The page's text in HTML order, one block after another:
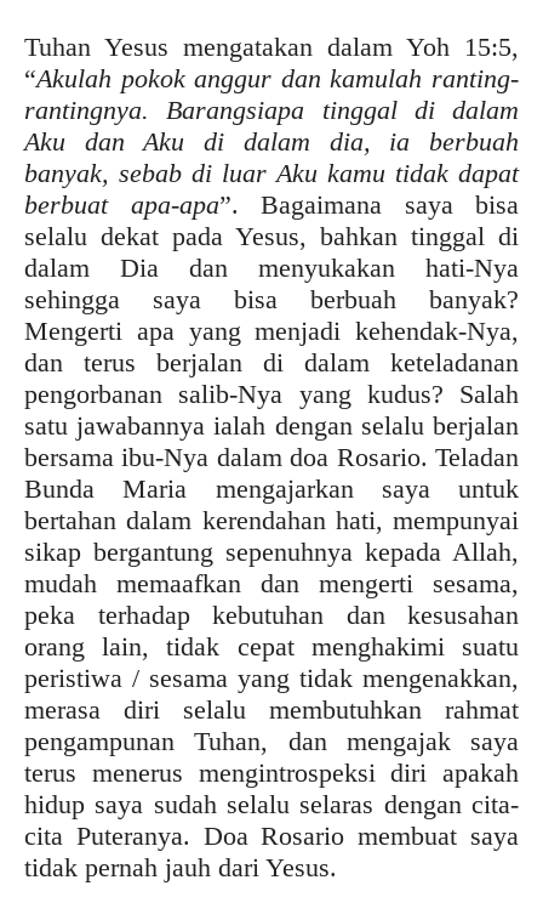
Tuhan Yesus mengatakan dalam Yoh 15:5,
“Akulah pokok anggur dan kamulah ranting-
rantingnya. Barangsiapa tinggal di dalam
Aku dan Aku di dalam dia, ia berbuah
banyak, sebab di luar Aku kamu tidak dapat
berbuat apa-apa”. Bagaimana saya bisa
selalu dekat pada Yesus, bahkan tinggal di
dalam Dia dan menyukakan hati-Nya
sehingga saya bisa berbuah banyak?
Mengerti apa yang menjadi kehendak-Nya,
dan terus berjalan di dalam keteladanan
pengorbanan salib-Nya yang kudus? Salah
satu jawabannya ialah dengan selalu berjalan
bersama ibu-Nya dalam doa Rosario. Teladan
Bunda Maria mengajarkan saya untuk
bertahan dalam kerendahan hati, mempunyai
sikap bergantung sepenuhnya kepada Allah,
mudah memaafkan dan mengerti sesama,
peka terhadap kebutuhan dan kesusahan
orang lain, tidak cepat menghakimi suatu
peristiwa / sesama yang tidak mengenakkan,
merasa diri selalu membutuhkan rahmat
pengampunan Tuhan, dan mengajak saya
terus menerus mengintrospeksi diri apakah
hidup saya sudah selalu selaras dengan cita-
cita Puteranya. Doa Rosario membuat saya
tidak pernah jauh dari Yesus.